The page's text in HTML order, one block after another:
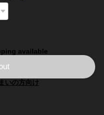
available
いの方向け